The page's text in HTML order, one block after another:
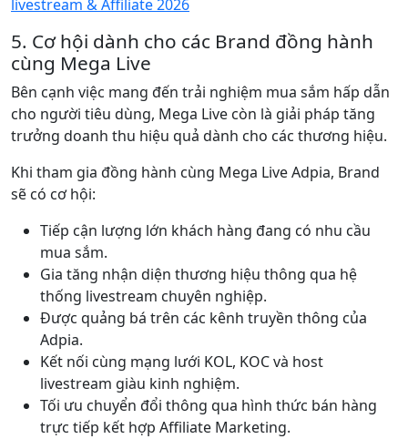
livestream & Affiliate 2026
5. Cơ hội dành cho các Brand đồng hành
cùng Mega Live
Bên cạnh việc mang đến trải nghiệm mua sắm hấp dẫn
cho người tiêu dùng, Mega Live còn là giải pháp tăng
trưởng doanh thu hiệu quả dành cho các thương hiệu.
Khi tham gia đồng hành cùng Mega Live Adpia, Brand
sẽ có cơ hội:
Tiếp cận lượng lớn khách hàng đang có nhu cầu
mua sắm.
Gia tăng nhận diện thương hiệu thông qua hệ
thống livestream chuyên nghiệp.
Được quảng bá trên các kênh truyền thông của
Adpia.
Kết nối cùng mạng lưới KOL, KOC và host
livestream giàu kinh nghiệm.
Tối ưu chuyển đổi thông qua hình thức bán hàng
trực tiếp kết hợp Affiliate Marketing.